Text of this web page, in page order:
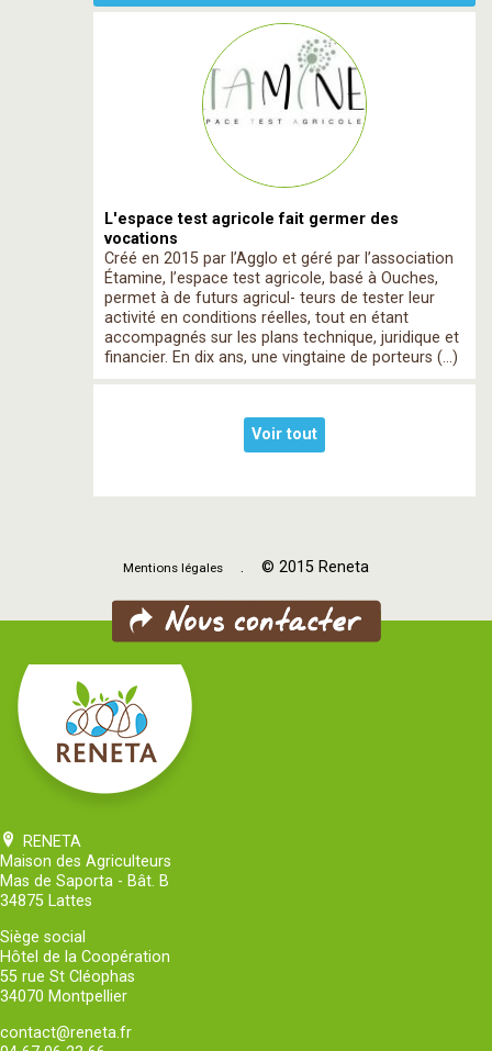
L'espace test agricole fait germer des
vocations
Créé en 2015 par l’Agglo et géré par l’association
Étamine, l’espace test agricole, basé à Ouches,
permet à de futurs agricul- teurs de tester leur
activité en conditions réelles, tout en étant
accompagnés sur les plans technique, juridique et
financier. En dix ans, une vingtaine de porteurs (…)
Voir tout
Mentions légales . © 2015 Reneta
RENETA
Maison des Agriculteurs
Mas de Saporta - Bât. B
34875 Lattes
Siège social
Hôtel de la Coopération
55 rue St Cléophas
34070 Montpellier
contact@reneta.fr